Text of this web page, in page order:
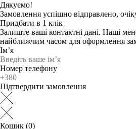
Дякуємо!
Замовлення успішно відправлено,
Придбати в 1 клік
Залиште ваші контактні дані. Наші
найближчим часом для оформлення
Ім’я
Номер телефону
Підтвердити замовлення
Кошик (0)